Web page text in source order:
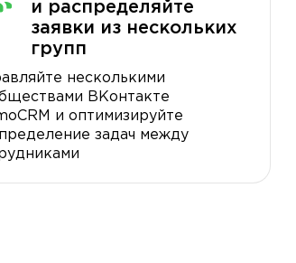
и распределяйте
заявки из нескольких
групп
несколькими
ВКонтакте
и оптимизируйте
задач между